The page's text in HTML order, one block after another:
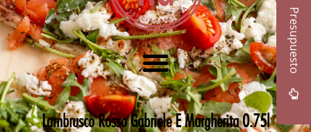
Lambrusco Rosso Gabriele E Margherita 0.75l
Presupuesto